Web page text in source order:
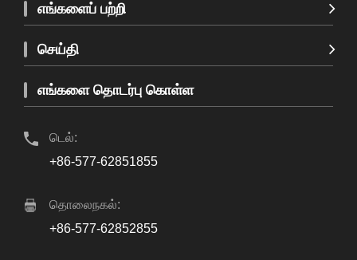
எங்களைப் பற்றி
செய்தி
எங்களை தொடர்பு கொள்ள
டெல்:
+86-577-62851855
தொலைநகல்:
+86-577-62852855